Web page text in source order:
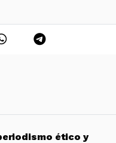
ético y